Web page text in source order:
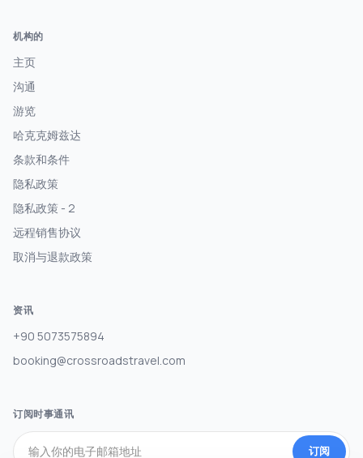
机构的
主页
沟通
游览
哈克克姆兹达
条款和条件
隐私政策
隐私政策 - 2
远程销售协议
取消与退款政策
资讯
+90 5073575894
booking@crossroadstravel.com
订阅时事通讯
订阅